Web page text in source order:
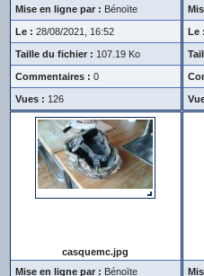
Mise en ligne par : Bénoïte
Le : 28/08/2021, 16:52
Taille du fichier : 107.19 Ko
Commentaires : 0
Vues : 126
Le :
casquemc.jpg
Mise en ligne par : Bénoïte